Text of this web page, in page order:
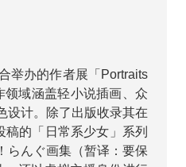
举办的作者展「Portraits
领域涵盖轻小说插画、众
设计。除了出版收录其在
的「日常系少女」系列
らんぐ画集（暂译：要保